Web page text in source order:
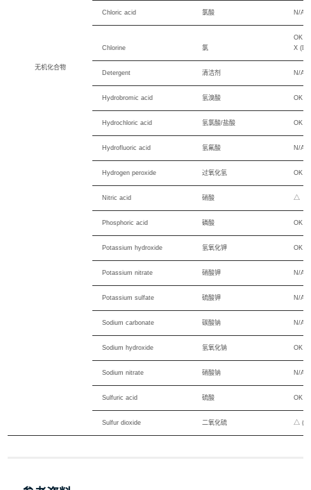
无机化合物
Chloric acid 氯酸 N/A
Chlorine 氯
OK
X
Detergent 清洁剂 N/A
Hydrobromic acid 氢溴酸 OK
Hydrochloric acid 氢氯酸/盐酸 OK
Hydrofluoric acid 氢氟酸 N/A
Hydrogen peroxide 过氧化氢 OK
Nitric acid 硝酸 △
Phosphoric acid 磷酸 OK
Potassium hydroxide 氢氧化钾 OK
Potassium nitrate 硝酸钾 N/A
Potassium sulfate 硫酸钾 N/A
Sodium carbonate 碳酸钠 N/A
Sodium hydroxide 氢氧化钠 OK
Sodium nitrate 硝酸钠 N/A
Sulfuric acid 硫酸 OK
Sulfur dioxide 二氧化硫 △